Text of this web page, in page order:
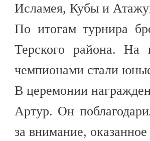
Исламея, Кубы и
По итогам турнира
Терского района.
чемпионами стали
В церемонии
Артур. Он
за внимание,